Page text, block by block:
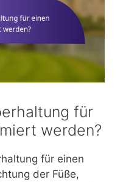
für
werden?
für einen
der Füße,